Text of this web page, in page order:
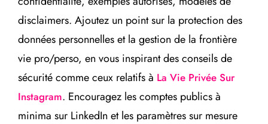
disclaimers. Ajoutez un point sur la protection des
données personnelles et la gestion de la frontière
vie pro/perso, en vous inspirant des conseils de
sécurité comme ceux relatifs à La Vie Privée Sur
Instagram. Encouragez les comptes publics à
minima sur LinkedIn et les paramètres sur mesure